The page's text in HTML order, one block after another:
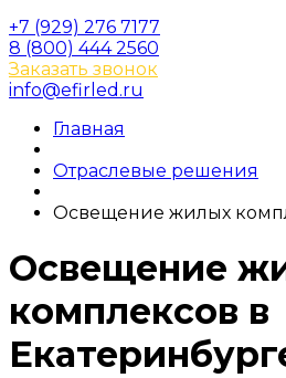
+7 (929) 276 7177
8 (800) 444 2560
Заказать звонок
info@efirled.ru
Главная
Отраслевые решения
Освещение жилых
Освещение
комплексов в